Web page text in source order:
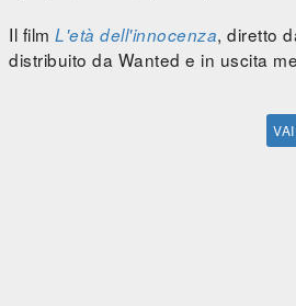
Il film L'età dell'innocenza, diretto
distribuito da Wanted e in uscita